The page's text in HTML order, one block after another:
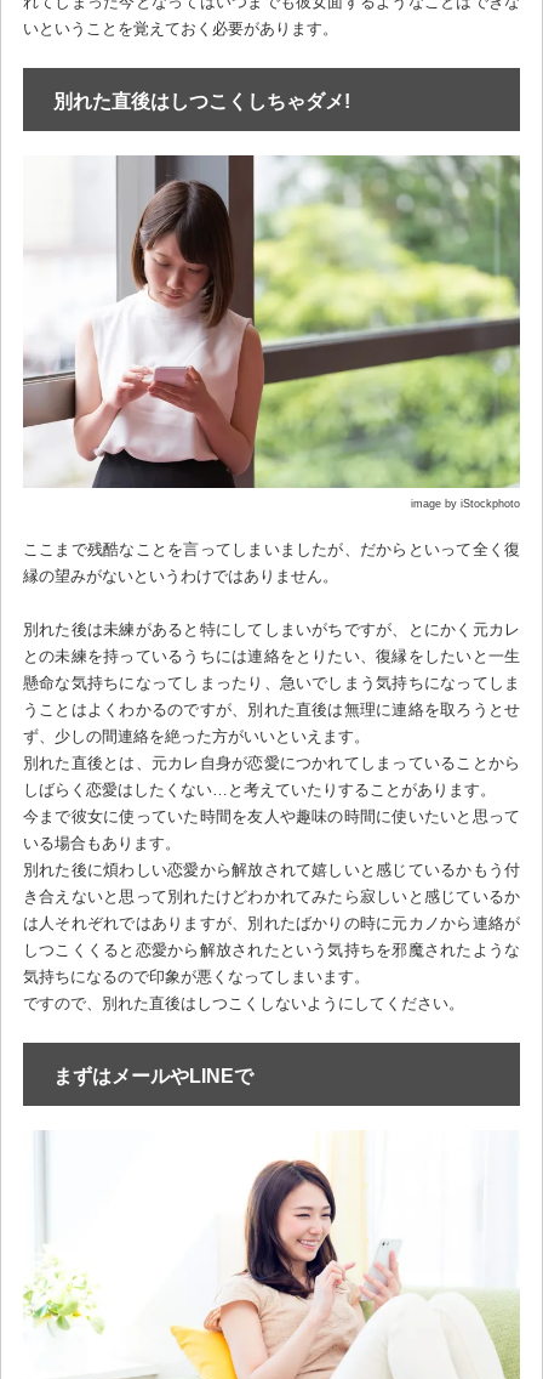
いということを覚えておく必要があります。
別れた直後はしつこくしちゃダメ!
image by iStockphoto
ここまで残酷なことを言ってしまいましたが、だからといって全く復
縁の望みがないというわけではありません。
別れた後は未練があると特にしてしまいがちですが、とにかく元カレ
との未練を持っているうちには連絡をとりたい、復縁をしたいと一生
懸命な気持ちになってしまったり、急いでしまう気持ちになってしま
うことはよくわかるのですが、別れた直後は無理に連絡を取ろうとせ
ず、少しの間連絡を絶った方がいいといえます。
別れた直後とは、元カレ自身が恋愛につかれてしまっていることから
しばらく恋愛はしたくない…と考えていたりすることがあります。
今まで彼女に使っていた時間を友人や趣味の時間に使いたいと思って
いる場合もあります。
別れた後に煩わしい恋愛から解放されて嬉しいと感じているかもう付
き合えないと思って別れたけどわかれてみたら寂しいと感じているか
は人それぞれではありますが、別れたばかりの時に元カノから連絡が
しつこくくると恋愛から解放されたという気持ちを邪魔されたような
気持ちになるので印象が悪くなってしまいます。
ですので、別れた直後はしつこくしないようにしてください。
まずはメールやLINEで